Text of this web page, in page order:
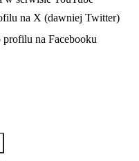
karcie
na X (dawniej Twitter)
karcie
profilu na Facebooku